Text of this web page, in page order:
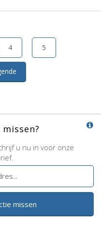
4 5
u nu in voor onze
missen